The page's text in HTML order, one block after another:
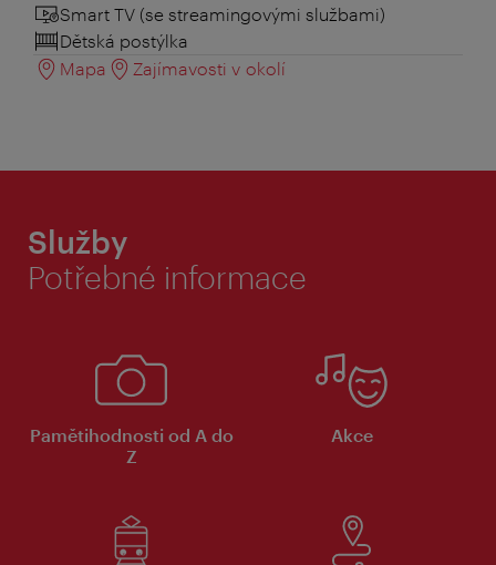
Smart TV (se streamingovými službami)
Dětská postýlka
Mapa
Zajímavosti v okolí
Služby
Potřebné informace
Pamětihodnosti od A do
Z
Akce